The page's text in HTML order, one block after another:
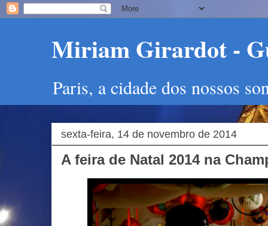
Miriam Girardot -
Paris, a cidade dos nossos
sexta-feira, 14 de novembro de 2014
A feira de Natal 2014 na